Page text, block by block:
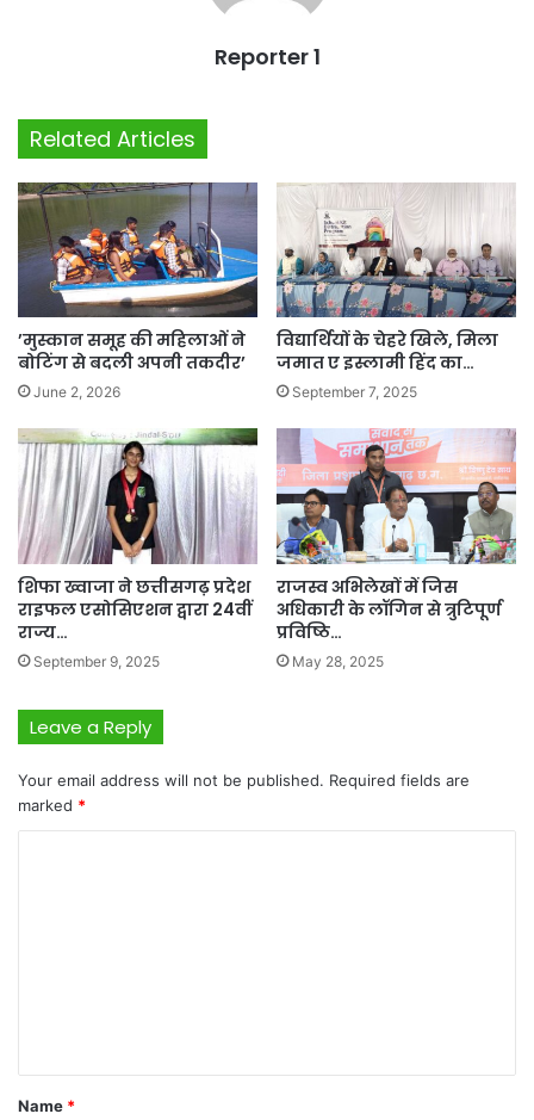
Reporter 1
Related Articles
’मुस्कान समूह की महिलाओं ने
बोटिंग से बदली अपनी तकदीर’
June 2, 2026
विद्यार्थियों के चेहरे खिले, मिला
जमात ए इस्लामी हिंद का…
September 7, 2025
शिफा ख्वाजा ने छत्तीसगढ़ प्रदेश
राइफल एसोसिएशन द्वारा 24वीं
राज्य…
September 9, 2025
राजस्व अभिलेखों में जिस
अधिकारी के लॉगिन से त्रुटिपूर्ण
प्रविष्ठि…
May 28, 2025
Leave a Reply
Your email address will not be published. Required fields are
marked *
*
Name *